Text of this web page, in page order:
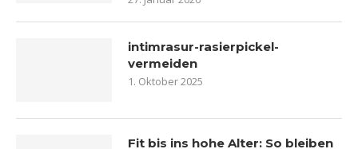
intimrasur-rasierpickel-
vermeiden
1. Oktober 2025
Fit bis ins hohe Alter: So bleiben